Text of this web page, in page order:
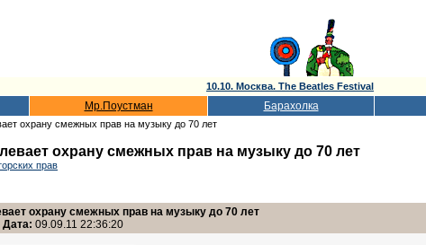
10.10. Москва. The Beatles Festival
Мр.Поустман Барахолка
охрану смежных прав на музыку до 70 лет
охрану смежных прав на музыку до 70 лет
прав
охрану смежных прав на музыку до 70 лет
Дата: 09.09.11 22:36:20